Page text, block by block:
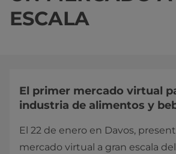
ESCALA
El primer mercado virtual
industria de alimentos y
El 22 de enero en Davos,
mercado virtual a gran escala